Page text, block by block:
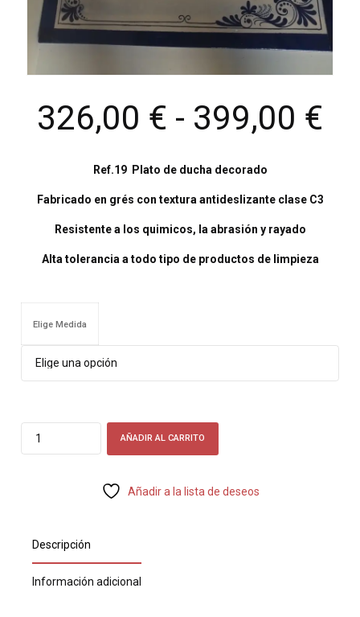
326,00 € - 399,00 €
Ref.19 Plato de ducha decorado
Fabricado en grés con textura antideslizante clase C3
Resistente a los quimicos, la abrasión y rayado
Alta tolerancia a todo tipo de productos de limpieza
Elige Medida
AÑADIR AL CARRITO
Añadir a la lista de deseos
Descripción
Información adicional